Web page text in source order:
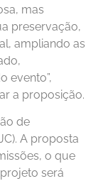
mas
preservação,
ampliando as
evento”,
a proposição.
de
A proposta
o que
será